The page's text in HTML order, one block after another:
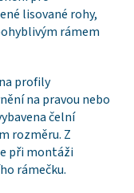
lisované rohy,
rámem
profily
na pravou nebo
čelní
rozměru. Z
při montáži
rámečku.